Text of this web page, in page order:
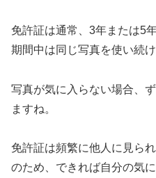
免許証は通常、3年または5
期間中は同じ写真を使い続け
写真が気に入らない場合、
ますね。
免許証は頻繁に他人に見ら
のため、できれば自分の気